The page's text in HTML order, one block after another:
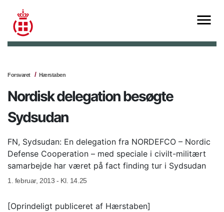
Forsvaret Hærstaben
Nordisk delegation besøgte
Sydsudan
FN, Sydsudan: En delegation fra NORDEFCO – Nordic
Defense Cooperation – med speciale i civilt-militært
samarbejde har været på fact finding tur i Sydsudan
1. februar, 2013 - Kl. 14.25
[Oprindeligt publiceret af Hærstaben]